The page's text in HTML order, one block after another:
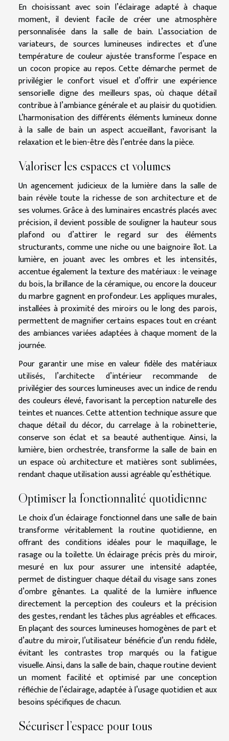
En choisissant avec soin l’éclairage adapté à chaque
moment, il devient facile de créer une atmosphère
personnalisée dans la salle de bain. L’association de
variateurs, de sources lumineuses indirectes et d’une
température de couleur ajustée transforme l’espace en
un cocon propice au repos. Cette démarche permet de
privilégier le confort visuel et d’offrir une expérience
sensorielle digne des meilleurs spas, où chaque détail
contribue à l’ambiance générale et au plaisir du quotidien.
L’harmonisation des différents éléments lumineux donne
à la salle de bain un aspect accueillant, favorisant la
relaxation et le bien-être dès l’entrée dans la pièce.
Valoriser les espaces et volumes
Un agencement judicieux de la lumière dans la salle de
bain révèle toute la richesse de son architecture et de
ses volumes. Grâce à des luminaires encastrés placés avec
précision, il devient possible de souligner la hauteur sous
plafond ou d’attirer le regard sur des éléments
structurants, comme une niche ou une baignoire îlot. La
lumière, en jouant avec les ombres et les intensités,
accentue également la texture des matériaux : le veinage
du bois, la brillance de la céramique, ou encore la douceur
du marbre gagnent en profondeur. Les appliques murales,
installées à proximité des miroirs ou le long des parois,
permettent de magnifier certains espaces tout en créant
des ambiances variées adaptées à chaque moment de la
journée.
Pour garantir une mise en valeur fidèle des matériaux
utilisés, l’architecte d’intérieur recommande de
privilégier des sources lumineuses avec un indice de rendu
des couleurs élevé, favorisant la perception naturelle des
teintes et nuances. Cette attention technique assure que
chaque détail du décor, du carrelage à la robinetterie,
conserve son éclat et sa beauté authentique. Ainsi, la
lumière, bien orchestrée, transforme la salle de bain en
un espace où architecture et matières sont sublimées,
rendant chaque utilisation aussi agréable qu’esthétique.
Optimiser la fonctionnalité quotidienne
Le choix d’un éclairage fonctionnel dans une salle de bain
transforme véritablement la routine quotidienne, en
offrant des conditions idéales pour le maquillage, le
rasage ou la toilette. Un éclairage précis près du miroir,
mesuré en lux pour assurer une intensité adaptée,
permet de distinguer chaque détail du visage sans zones
d’ombre gênantes. La qualité de la lumière influence
directement la perception des couleurs et la précision
des gestes, rendant les tâches plus agréables et efficaces.
En plaçant des sources lumineuses homogènes de part et
d’autre du miroir, l’utilisateur bénéficie d’un rendu fidèle,
évitant les contrastes trop marqués ou la fatigue
visuelle. Ainsi, dans la salle de bain, chaque routine devient
un moment facilité et optimisé par une conception
réfléchie de l’éclairage, adaptée à l’usage quotidien et aux
besoins spécifiques de chacun.
Sécuriser l’espace pour tous